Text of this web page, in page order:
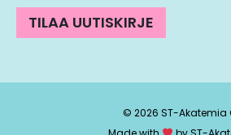
TILAA UUTISKIRJE
© 2026 ST-Akatemia